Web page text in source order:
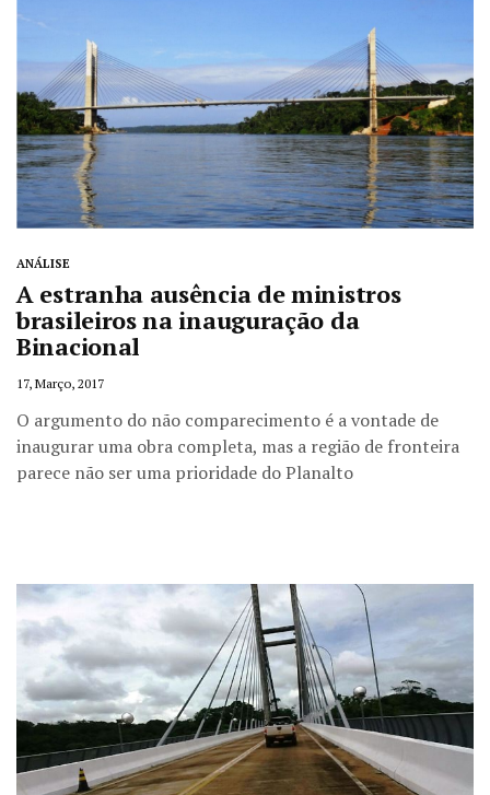
ANÁLISE
A estranha ausência de ministros
brasileiros na inauguração da
Binacional
17, Março, 2017
O argumento do não comparecimento é a vontade de
inaugurar uma obra completa, mas a região de fronteira
parece não ser uma prioridade do Planalto